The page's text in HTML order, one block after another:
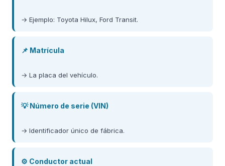
→ Ejemplo: Toyota Hilux, Ford Transit.
📌 Matrícula
→ La placa del vehículo.
💡 Número de serie (VIN)
→ Identificador único de fábrica.
⚙️ Conductor actual